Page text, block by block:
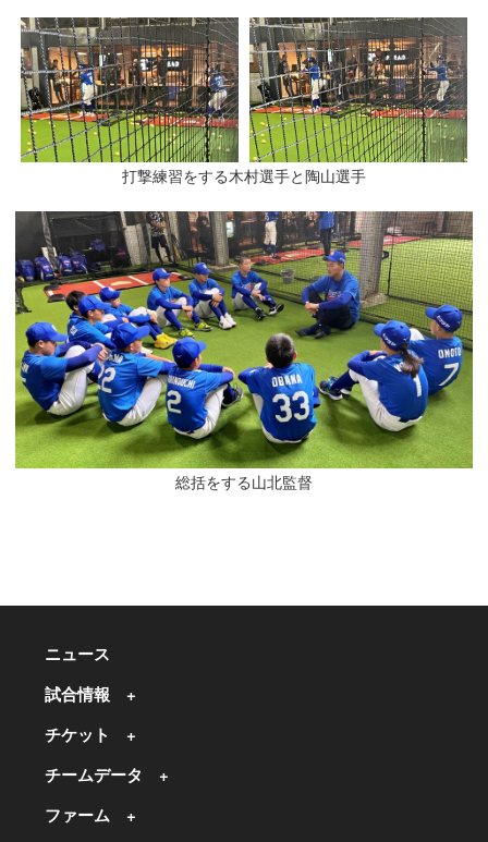
打撃練習をする木村選手と陶山選手
総括をする山北監督
ニュース
試合情報
チケット
チームデータ
ファーム